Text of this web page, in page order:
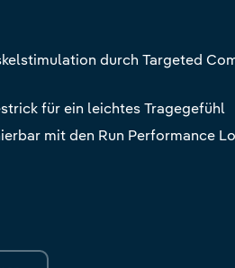
von 5 von 5 Sternen
durch Targeted
für ein leichtes Tragegefühl
mit den Run Performance